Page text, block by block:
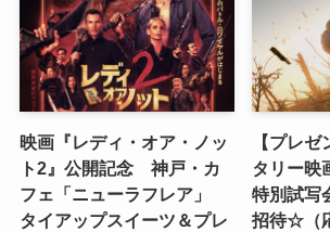
映画『レディ・オア・ノッ
ト2』公開記念 神戸・カ
フェ「ニューラフレア」
タイアップスイーツ＆プレ
【プレ
タリー映
特別試写
招待☆（